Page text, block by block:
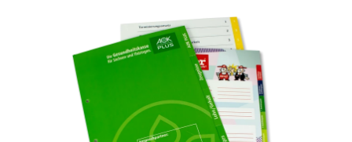
Auswahl bestätigen
Privatsphäre-Einstellungen Datenschutz
Details einblenden